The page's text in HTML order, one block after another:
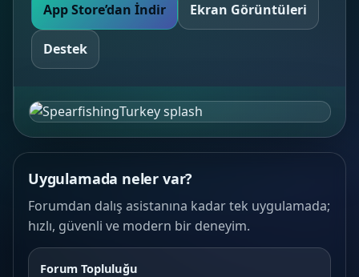
App Store’dan İndir Ekran Görüntüleri
Destek
Uygulamada neler var?
Forumdan dalış asistanına kadar tek uygulamada;
hızlı, güvenli ve modern bir deneyim.
Forum Topluluğu